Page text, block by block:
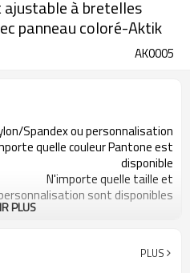
à bretelles
panneau coloré-Aktik
AK0005
Spandex ou personnalisation
quelle couleur Pantone est
disponible
N'importe quelle taille et
sont disponibles
Évacuation de l'humidité, séchage
PLUS
PLUS